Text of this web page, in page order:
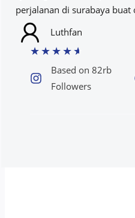
perjalanan di surabaya
Luthfan
★★★★★
Based on 82rb
Followers​